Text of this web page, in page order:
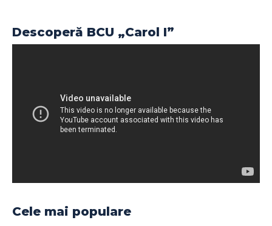
Descoperă BCU „Carol I”
Cele mai populare